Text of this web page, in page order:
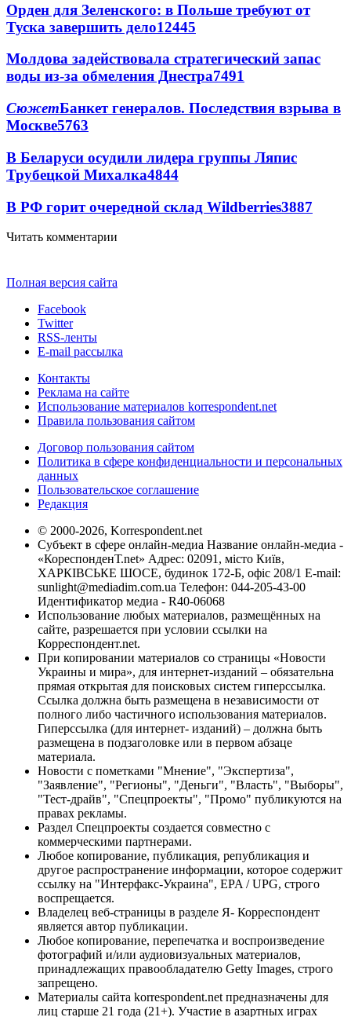
Орден для Зеленского: в Польше требуют от
Туска завершить дело12445
Молдова задействовала стратегический запас
воды из-за обмеления Днестра7491
СюжетБанкет генералов. Последствия взрыва в
Москве5763
В Беларуси осудили лидера группы Ляпис
Трубецкой Михалка4844
В РФ горит очередной склад Wildberries3887
Читать комментарии
Полная версия сайта
Facebook
Twitter
RSS-ленты
E-mail рассылка
Контакты
Реклама на сайте
Использование материалов korrespondent.net
Правила пользования сайтом
Договор пользования сайтом
Политика в сфере конфиденциальности и персональных
данных
Пользовательское соглашение
Редакция
© 2000-2026, Korrespondent.net
Субъект в сфере онлайн-медиа Название онлайн-медиа -
«КореспонденТ.net» Адрес: 02091, місто Київ,
ХАРКІВСЬКЕ ШОСЕ, будинок 172-Б, офіс 208/1 E-mail:
sunlight@mediadim.com.ua Телефон: 044-205-43-00
Идентификатор медиа - R40-06068
Использование любых материалов, размещённых на
сайте, разрешается при условии ссылки на
Корреспондент.net.
При копировании материалов со страницы «Новости
Украины и мира», для интернет-изданий – обязательна
прямая открытая для поисковых систем гиперссылка.
Ссылка должна быть размещена в независимости от
полного либо частичного использования материалов.
Гиперссылка (для интернет- изданий) – должна быть
размещена в подзаголовке или в первом абзаце
материала.
Новости с пометками "Мнение", "Экспертиза",
"Заявление", "Регионы", "Деньги", "Власть", "Выборы",
"Тест-драйв", "Спецпроекты", "Промо" публикуются на
правах рекламы.
Раздел Спецпроекты создается совместно с
коммерческими партнерами.
Любое копирование, публикация, републикация и
другое распространение информации, которое содержит
ссылку на "Интерфакс-Украина", EPA / UPG, строго
воспрещается.
Владелец веб-страницы в разделе Я- Корреспондент
является автор публикации.
Любое копирование, перепечатка и воспроизведение
фотографий и/или аудиовизуальных материалов,
принадлежащих правообладателю Getty Images, строго
запрещено.
Материалы сайта korrespondent.net предназначены для
лиц старше 21 года (21+). Участие в азартных играх